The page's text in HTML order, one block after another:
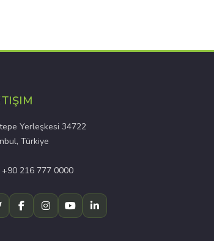
Yerleşkesi 34722
Türkiye
+90 216 777 0000